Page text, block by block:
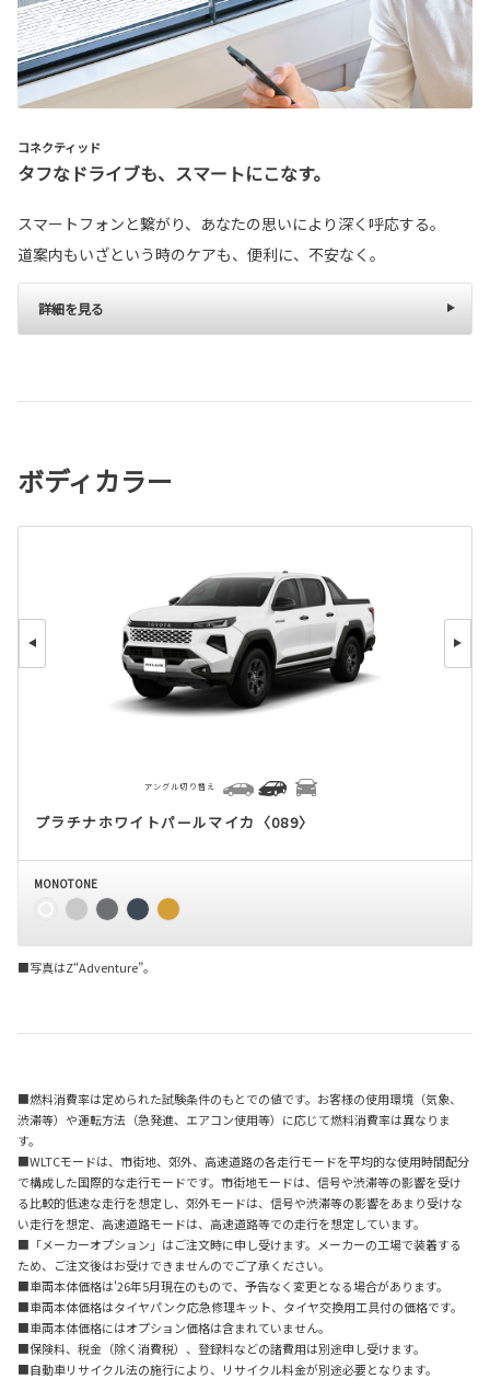
コネクティッド
タフなドライブも、スマートにこなす。
スマートフォンと繋がり、あなたの思いにより深く呼応する。
道案内もいざという時のケアも、便利に、不安なく。
詳細を見る
ボディカラー
プラチナホワイトパールマイカ〈089〉
アングル切り替え
MONOTONE
■写真はZ“Adventure”。
■燃料消費率は定められた試験条件のもとでの値です。お客様の使用環境（気象、
渋滞等）や運転方法（急発進、エアコン使用等）に応じて燃料消費率は異なりま
す。
■WLTCモードは、市街地、郊外、高速道路の各走行モードを平均的な使用時間配分
で構成した国際的な走行モードです。市街地モードは、信号や渋滞等の影響を受け
る比較的低速な走行を想定し、郊外モードは、信号や渋滞等の影響をあまり受けな
い走行を想定、高速道路モードは、高速道路等での走行を想定しています。
■「メーカーオプション」はご注文時に申し受けます。メーカーの工場で装着する
ため、ご注文後はお受けできませんのでご了承ください。
■車両本体価格は'26年5月現在のもので、予告なく変更となる場合があります。
■車両本体価格はタイヤパンク応急修理キット、タイヤ交換用工具付の価格です。
■車両本体価格にはオプション価格は含まれていません。
■保険料、税金（除く消費税）、登録料などの諸費用は別途申し受けます。
■自動車リサイクル法の施行により、リサイクル料金が別途必要となります。